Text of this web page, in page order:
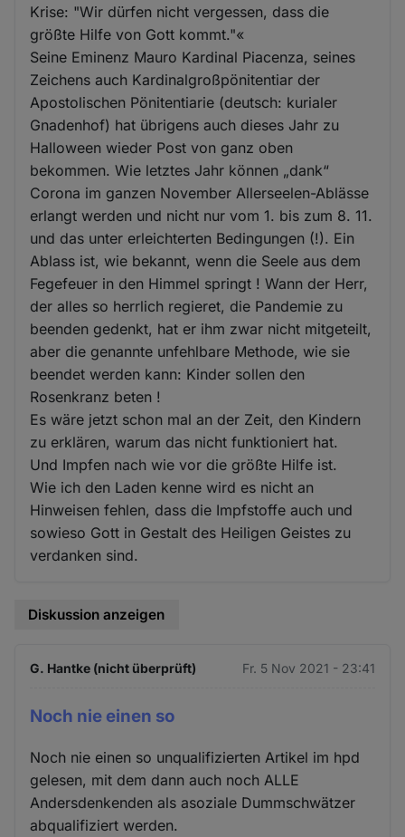
Krise: "Wir dürfen nicht vergessen, dass die
größte Hilfe von Gott kommt."«
Seine Eminenz Mauro Kardinal Piacenza, seines
Zeichens auch Kardinalgroßpönitentiar der
Apostolischen Pönitentiarie (deutsch: kurialer
Gnadenhof) hat übrigens auch dieses Jahr zu
Halloween wieder Post von ganz oben
bekommen. Wie letztes Jahr können „dank“
Corona im ganzen November Allerseelen-Ablässe
erlangt werden und nicht nur vom 1. bis zum 8. 11.
und das unter erleichterten Bedingungen (!). Ein
Ablass ist, wie bekannt, wenn die Seele aus dem
Fegefeuer in den Himmel springt ! Wann der Herr,
der alles so herrlich regieret, die Pandemie zu
beenden gedenkt, hat er ihm zwar nicht mitgeteilt,
aber die genannte unfehlbare Methode, wie sie
beendet werden kann: Kinder sollen den
Rosenkranz beten !
Es wäre jetzt schon mal an der Zeit, den Kindern
zu erklären, warum das nicht funktioniert hat.
Und Impfen nach wie vor die größte Hilfe ist.
Wie ich den Laden kenne wird es nicht an
Hinweisen fehlen, dass die Impfstoffe auch und
sowieso Gott in Gestalt des Heiligen Geistes zu
verdanken sind.
Diskussion anzeigen
G. Hantke (nicht überprüft) Fr. 5 Nov 2021 - 23:41
Noch nie einen so
Noch nie einen so unqualifizierten Artikel im hpd
gelesen, mit dem dann auch noch ALLE
Andersdenkenden als asoziale Dummschwätzer
abqualifiziert werden.